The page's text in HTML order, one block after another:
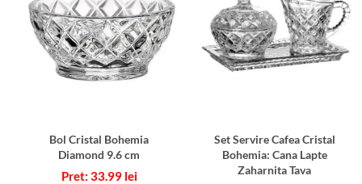
Bol Cristal Bohemia
Diamond 9.6 cm
33.99 lei
Set Servire Cafea Cristal
Bohemia: Cana Lapte
Zaharnita Tava